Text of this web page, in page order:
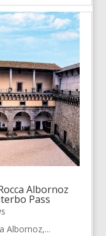
Albornoz
Pass
Albornoz,...